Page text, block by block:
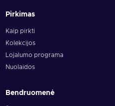
Pirkimas
Kaip pirkti
Kolekcijos
Lojalumo programa
Nuolaidos
Bendruomenė